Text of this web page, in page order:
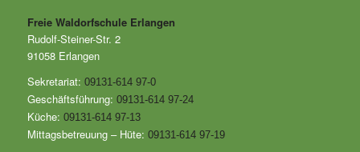
Freie Waldorfschule Erlangen
Rudolf-Steiner-Str. 2
91058 Erlangen
Sekretariat: 09131-614 97-0
Geschäftsführung: 09131-614 97-24
Küche: 09131-614 97-13
Mittagsbetreuung – Hüte: 09131-614 97-19